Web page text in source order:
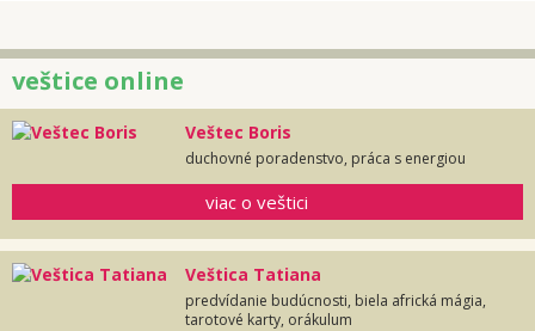
veštice online
Veštec Boris
duchovné poradenstvo, práca s energiou
viac o veštici
Veštica Tatiana
predvídanie budúcnosti, biela africká mágia,
tarotové karty, orákulum